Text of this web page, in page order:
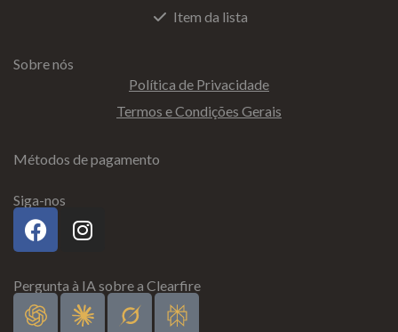
Item da lista
Sobre nós
Política de Privacidade
Termos e Condições Gerais
Métodos de pagamento
Siga-nos
Pergunta à IA sobre a Clearfire